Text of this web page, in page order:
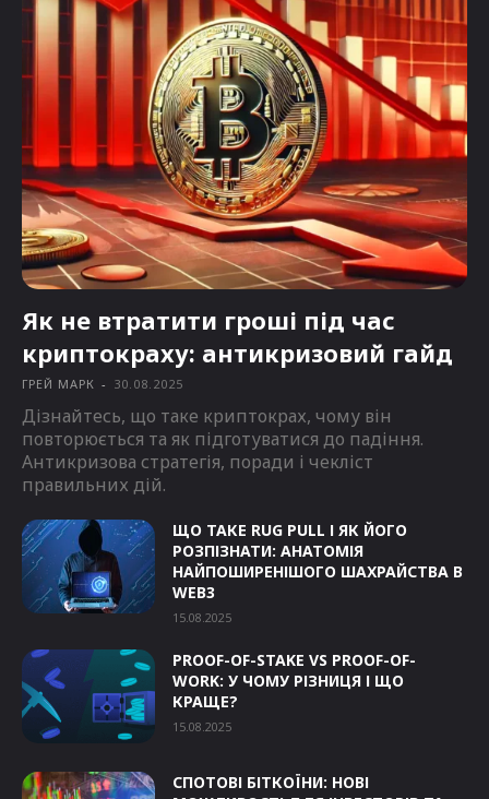
Як не втратити гроші під час
криптокраху: антикризовий гайд
ГРЕЙ МАРК - 30.08.2025
Дізнайтесь, що таке криптокрах, чому він
повторюється та як підготуватися до падіння.
Антикризова стратегія, поради і чекліст
правильних дій.
ЩО ТАКЕ RUG PULL І ЯК ЙОГО
РОЗПІЗНАТИ: АНАТОМІЯ
НАЙПОШИРЕНІШОГО ШАХРАЙСТВА В
WEB3
15.08.2025
PROOF-OF-STAKE VS PROOF-OF-
WORK: У ЧОМУ РІЗНИЦЯ І ЩО
КРАЩЕ?
15.08.2025
СПОТОВІ БІТКОЇНИ: НОВІ